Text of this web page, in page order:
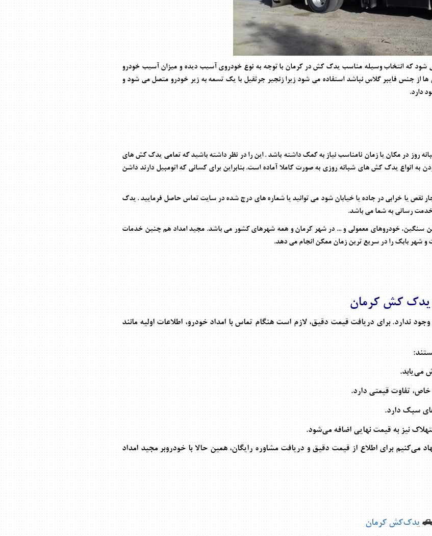
شود که انتخاب وسیله مناسب یدک کش در کرمان با توجه به نوع خودروی آسیب دیده و میزان آسیب خودرو
از جنس فایبر گلاس نباشد استفاده می شود زیرا زنجیر جرثقیل با یک تسمه به زیر خودرو متصل می شود و
دارد.
در مکان یا زمان نامناسب نیاز به کمک داشته باشد . این را در نظر داشته باشید که تمامی یدک کش های
به انواع یدک کش های شبانه روزی به صورت کاملا آماده است. بنابراین برای کسانی که اتومبیل دارند داشن
یا خرابی در جاده یا خیابان شود می توانید یا شماره های درج شده در سایت تماس حاصل فرمایید . یدک
رسانی به شما می باشد.
خودروهای معمولی و ... در شهر کرمان و همه شهرهای کشور می باشد. مجید امداد هم چنین خدمات
و شهر بابک را در سریع ترین زمان ممکن انجام می دهد.
یدک کش کرمان
ندارد. برای دریافت قیمت دقیق، لازم است هنگام تماس با امداد خودرو، اطلاعات اولیه مانند
می‌یابد.
تفاوت قیمتی دارد.
سبک دارد.
نیز به قیمت نهایی اضافه می‌شود.
برای اطلاع از قیمت دقیق و دریافت مشاوره رایگان، همین حالا با خودروبر مجید امداد
یدک‌کش کرمان